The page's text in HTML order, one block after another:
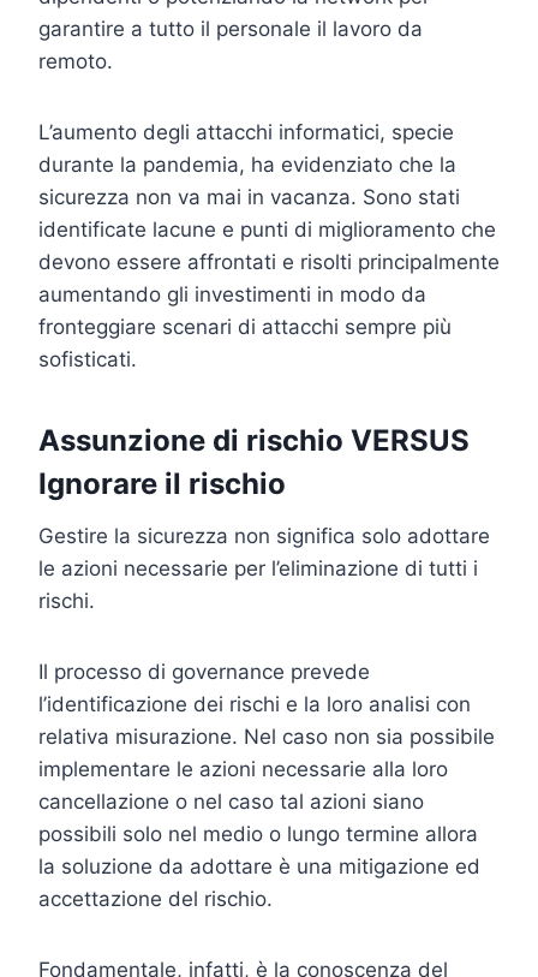
garantire a tutto il personale il lavoro da
remoto.
L’aumento degli attacchi informatici, specie
durante la pandemia, ha evidenziato che la
sicurezza non va mai in vacanza. Sono stati
identificate lacune e punti di miglioramento che
devono essere affrontati e risolti principalmente
aumentando gli investimenti in modo da
fronteggiare scenari di attacchi sempre più
sofisticati.
Assunzione di rischio VERSUS
Ignorare il rischio
Gestire la sicurezza non significa solo adottare
le azioni necessarie per l’eliminazione di tutti i
rischi.
Il processo di governance prevede
l’identificazione dei rischi e la loro analisi con
relativa misurazione. Nel caso non sia possibile
implementare le azioni necessarie alla loro
cancellazione o nel caso tal azioni siano
possibili solo nel medio o lungo termine allora
la soluzione da adottare è una mitigazione ed
accettazione del rischio.
Fondamentale, infatti, è la conoscenza del